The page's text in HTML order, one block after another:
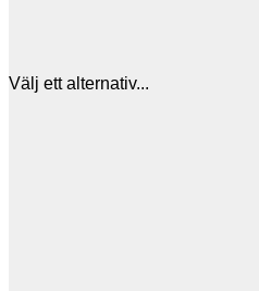
Välj ett alternativ...